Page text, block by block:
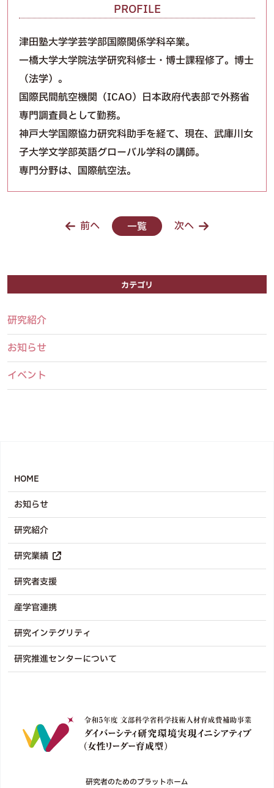
PROFILE
津田塾大学学芸学部国際関係学科卒業。
一橋大学大学院法学研究科修士・博士課程修了。博士
（法学）。
国際民間航空機関（ICAO）日本政府代表部で外務省
専門調査員として勤務。
神戸大学国際協力研究科助手を経て、現在、武庫川女
子大学文学部英語グローバル学科の講師。
専門分野は、国際航空法。
前へ 一覧 次へ
カテゴリ
研究紹介
お知らせ
イベント
HOME
お知らせ
研究紹介
研究業績
研究者支援
産学官連携
研究インテグリティ
研究推進センターについて